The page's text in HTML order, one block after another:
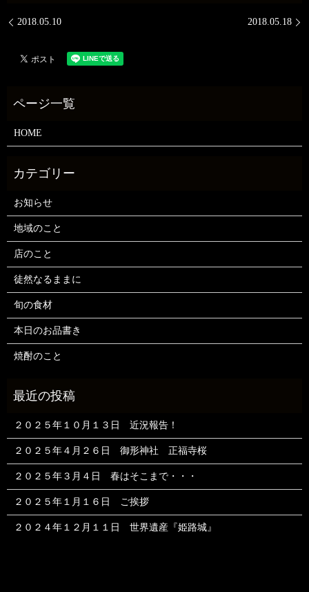
2018.05.10 2018.05.18
HOME
お知らせ
地域のこと
店のこと
徒然なるままに
旬の食材
本日のお品書き
焼酎のこと
２０２５年１０月１３日 近況報告！
２０２５年４月２６日 御形神社 正福寺桜
２０２５年３月４日 春はそこまで・・・
２０２５年１月１６日 ご挨拶
２０２４年１２月１１日 世界遺産『姫路城』